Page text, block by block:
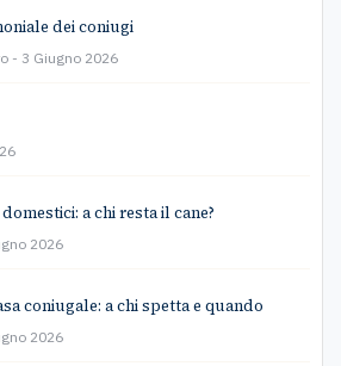
dei coniugi
3 Giugno 2026
a chi resta il cane?
2026
coniugale: a chi spetta e quando
2026